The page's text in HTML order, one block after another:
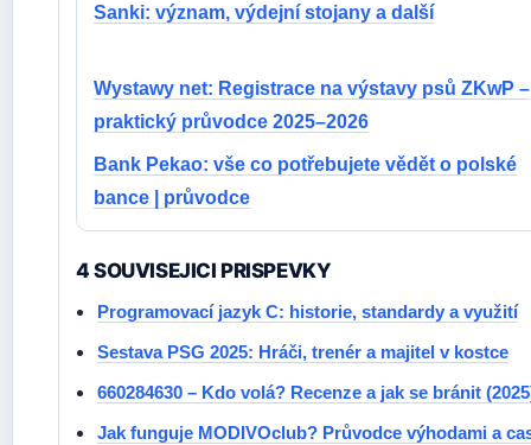
Sanki: význam, výdejní stojany a další
Wystawy net: Registrace na výstavy psů ZKwP –
praktický průvodce 2025–2026
Bank Pekao: vše co potřebujete vědět o polské
bance | průvodce
4 SOUVISEJICI PRISPEVKY
Programovací jazyk C: historie, standardy a využití
Sestava PSG 2025: Hráči, trenér a majitel v kostce
660284630 – Kdo volá? Recenze a jak se bránit
Jak funguje MODIVOclub? Průvodce výhodami a